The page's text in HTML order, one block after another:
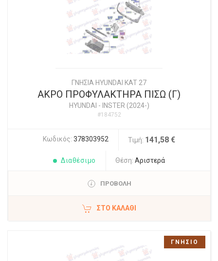
ΓΝΗΣΙΑ HYUNDAI KAT 27
ΑΚΡΟ ΠΡΟΦΥΛΑΚΤΗΡΑ ΠΙΣΩ (Γ)
HYUNDAI - INSTER (2024-)
#184752
Κωδικός: 378303952 Τιμή: 141,58 €
Διαθέσιμο Θέση: Αριστερά
ΠΡΟΒΟΛΗ
ΣΤΟ ΚΑΛΆΘΙ
ΓΝΗΣΙΟ